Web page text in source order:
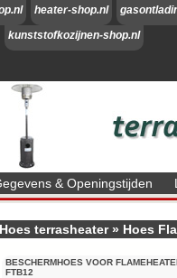
heater-shop.nl
kunststofkozijnen-shop.nl
& Openingstijden
Hoes terrasheater» Hoes
BESCHERMHOES VOOR
FTB12